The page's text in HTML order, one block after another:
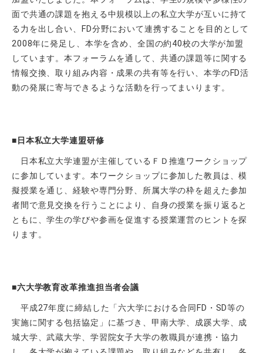
面で共通の課題を抱える中規模以上の私立大学が互いに持て
る力を出し合い、FD分野において連携することを目的として
2008年に発足し、本学を含め、全国の約40校の大学が加盟
しています。本フォーラムを通して、共通の課題等に関する
情報交換、取り組み内容・成果の共有等を行い、本学のFD活
動の発展に寄与できるような活動を行ってまいります。
■ 日本私立大学連盟研修
日本私立大学連盟が主催しているＦＤ推進ワークショップ
に参加しています。本ワークショップに参加した教員は、模
擬授業を通じ、経験や専門分野、所属大学の枠を超えた参加
者間で意見交換を行うことにより、自身の授業を振り返ると
ともに、学生の学びや参画を促進する授業運営のヒントを探
ります。
■六大学教育改革推進担当者会議
平成27年度に締結した「六大学における合同FD・SD等の
実施に関する包括協定」に基づき、甲南大学、成蹊大学、成
城大学、武蔵大学、学習院女子大学の教職員が連携・協力